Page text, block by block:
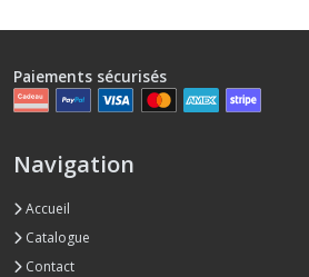
Paiements sécurisés
Navigation
Accueil
Catalogue
Contact